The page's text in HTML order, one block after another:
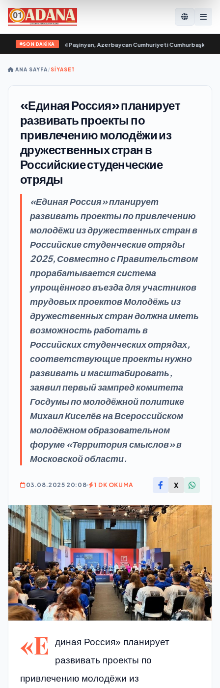
SON DAKİKA
Başbakanı Nikol Paşinyan, Azerbaycan Cumhuriyeti Cumhurbaşkanı İlham
ANA SAYFA/SİYASET
«Единая Россия» планирует
развивать проекты по
привлечению молодёжи из
дружественных стран в
Российские студенческие
отряды
«Единая Россия» планирует
развивать проекты по привлечению
молодёжи из дружественных стран в
Российские студенческие отряды
2025, Совместно с Правительством
прорабатывается система
упрощённого въезда для участников
трудовых проектов Молодёжь из
дружественных стран должна иметь
возможность работать в
Российских студенческих отрядах,
соответствующие проекты нужно
развивать и масштабировать,
заявил первый зампред комитета
Госдумы по молодёжной политике
Михаил Киселёв на Всероссийском
молодёжном образовательном
форуме «Территория смыслов» в
Московской области.
03.08.2025 20:08 1 DK OKUMA X
«Е
диная Россия» планирует
развивать проекты по
привлечению молодёжи из